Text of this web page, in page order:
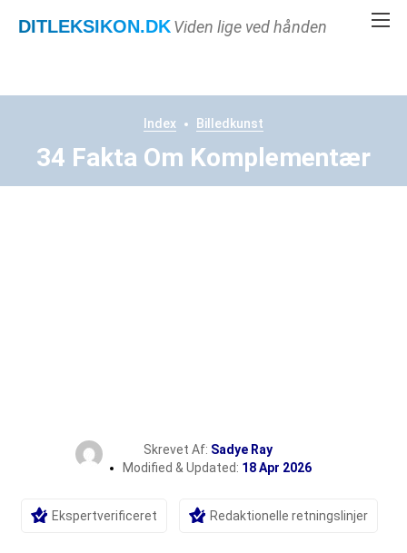
DITLEKSIKON.DKViden lige ved hånden
Index Billedkunst
34 Fakta Om Komplementær
Skrevet Af: Sadye Ray
Modified & Updated: 18 Apr 2026
Ekspertverificeret Redaktionelle retningslinjer